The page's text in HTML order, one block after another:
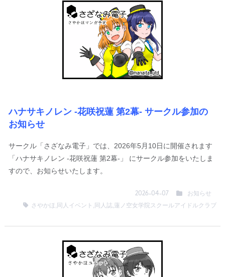
ハナサキノレン -花咲祝蓮 第2幕- サークル参加の
お知らせ
サークル「さざなみ電子」では、2026年5月10日に開催されます
「ハナサキノレン -花咲祝蓮 第2幕-」 にサークル参加をいたしま
すので、お知らせいたします。
2026-04-07
お知らせ
さやかほ , 同人イベント , 同人誌,蓮ノ空女学院スクールアイドルクラブ